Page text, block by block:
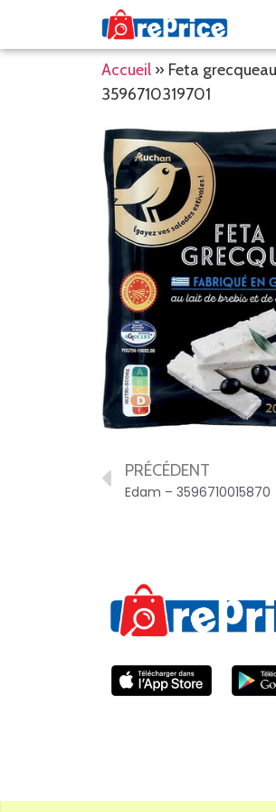
Accueil » Feta
3596710319701
PRÉCÉDENT
Edam – 3596710015870